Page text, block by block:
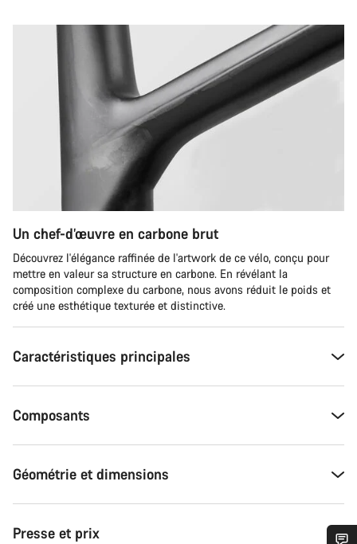
Un chef-d’œuvre en carbone brut
Découvrez l'élégance raffinée de l'artwork de ce vélo, conçu pour
mettre en valeur sa structure en carbone. En révélant la
composition complexe du carbone, nous avons réduit le poids et
créé une esthétique texturée et distinctive.
Caractéristiques principales
Composants
Géométrie et dimensions
Presse et prix